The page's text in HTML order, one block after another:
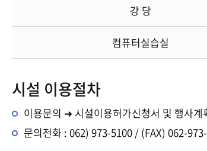
강 당
컴퓨터실습실
시설 이용절차
이용문의 ➜ 시설이용허가신청서 및 행사
문의전화 : 062) 973-5100 / (FAX) 062-